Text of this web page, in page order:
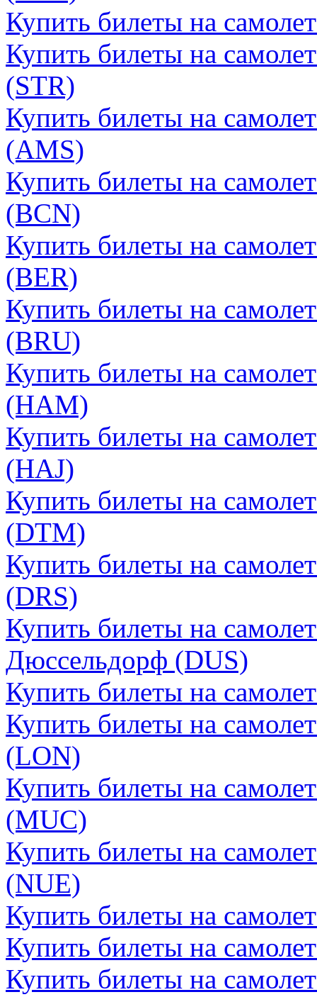
Купить билеты на
Купить билеты на
(STR)
Купить билеты на
(AMS)
Купить билеты на
(BCN)
Купить билеты на
(BER)
Купить билеты на
(BRU)
Купить билеты на
(HAM)
Купить билеты на
(HAJ)
Купить билеты на
(DTM)
Купить билеты на
(DRS)
Купить билеты на
Дюссельдорф (DUS)
Купить билеты на
Купить билеты на
(LON)
Купить билеты на
(MUC)
Купить билеты на
(NUE)
Купить билеты на
Купить билеты на
Купить билеты на